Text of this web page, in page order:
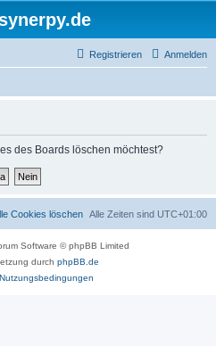
Anmelden
Registrieren
des Boards löschen möchtest?
Alle Zeiten sind UTC+01:00
Cookies löschen
Software © phpBB Limited
durch phpBB.de
Nutzungsbedingungen